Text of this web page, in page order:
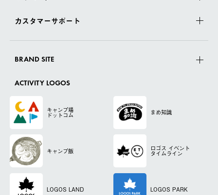
カスタマーサポート
BRAND SITE
ACTIVITY LOGOS
キャンプ場
ドットコム まめ知識
キャンプ飯 ロゴス イベント
タイムライン
LOGOS LAND LOGOS PARK